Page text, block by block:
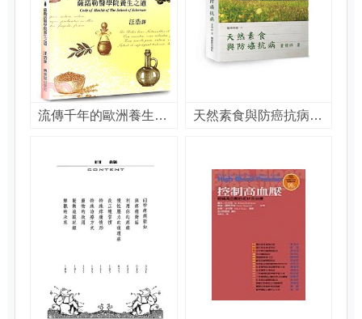
流傳千年的歐洲養生術 : 薩諾勒醫學院養生之道 = Code of health of the school of salernum / 陳勁宏,楊容容編輯 ; 汪浩譯 天然素食與防癌抗病 / 董發祥著.